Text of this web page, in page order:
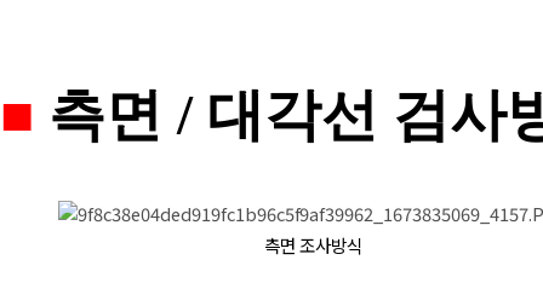
■ 측면 / 대각선 검사
측면 조사방식